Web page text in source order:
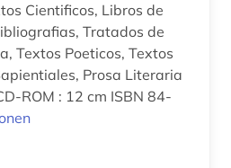
deutsche philologie (1)
Cientificos, Libros de
Tratados de
Textos Poeticos, Textos
Prosa Literaria
ROM : 12 cm ISBN 84-